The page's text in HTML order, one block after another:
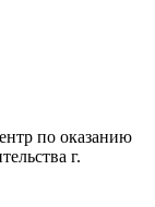
по оказанию
г.